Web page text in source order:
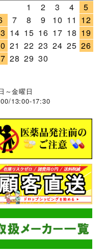
1
2 3 4
5
7 8 9 10 11 12
14 15 16 17 18 19
21 22 23 24 25 26
28 29 30
～金曜日
13:00-17:30